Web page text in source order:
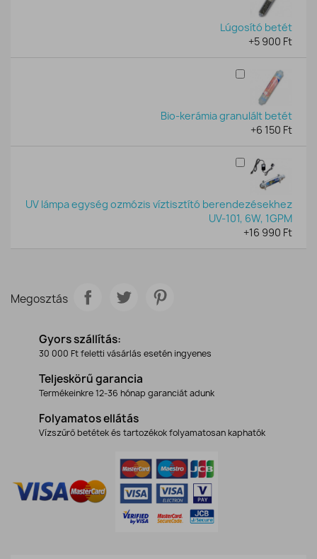
Lúgosító betét
+5 900 Ft
Bio-kerámia granulált betét
+6 150 Ft
UV lámpa egység ozmózis víztisztító berendezésekhez
UV-101, 6W, 1GPM
+16 990 Ft
Megosztás
Gyors szállítás:
30 000 Ft feletti vásárlás esetén ingyenes
Teljeskörű garancia
Termékeinkre 12-36 hónap garanciát adunk
Folyamatos ellátás
Vízszűrő betétek és tartozékok folyamatosan kaphatók